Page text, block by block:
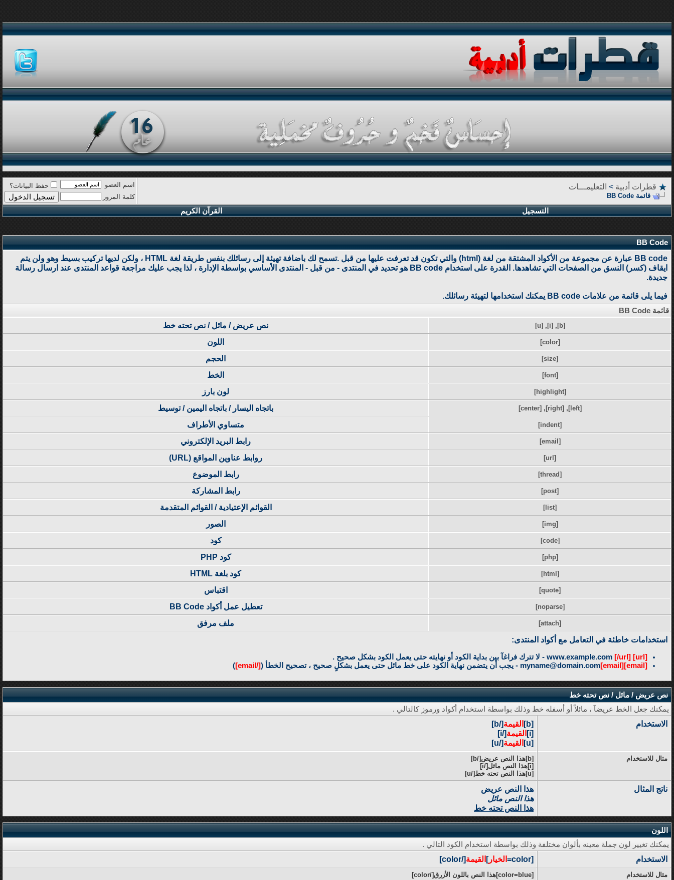
قطرات أدبية > التعليمـــات
قائمة BB Code
اسم العضو
حفظ البيانات؟
كلمة المرور
التسجيل القرآن الكريم
BB Code
BB code عبارة عن مجموعة من الأكواد المشتقة من لغة (html) والتي تكون قد تعرفت عليها من قبل .تسمح لك باضافة تهيئة إلى رسائلك بنفس طريقة لغة HTML ، ولكن لديها تركيب بسيط وهو ولن يتم
ايقاف (كسر) النسق من الصفحات التي تشاهدها. القدرة على استخدام BB code هو تحديد في المنتدى - من قبل - المنتدى الأساسي بواسطة الإدارة ، لذا يجب عليك مراجعة قواعد المنتدى عند ارسال رسالة
جديدة.
فيما يلى قائمة من علامات BB code يمكنك استخدامها لتهيئة رسائلك.
قائمة BB Code
[b]
,
[i]
,
[u] نص عريض / مائل / نص تحته خط
[color] اللون
[size] الحجم
[font] الخط
[highlight] لون بارز
[left]
,
[right]
,
[center] باتجاه اليسار / باتجاه اليمين / توسيط
[indent] متساوي الأطراف
[email] رابط البريد الإلكتروني
[url] روابط عناوين المواقع (URL)
[thread] رابط الموضوع
[post] رابط المشاركة
[list] القوائم الإعتيادية / القوائم المتقدمة
[img] الصور
[code] كود
[php] كود PHP
[html] كود بلغة HTML
[quote] اقتباس
[noparse] تعطيل عمل أكواد BB Code
[attach]
ملف مرفق
استخدامات خاطئة في التعامل مع أكواد المنتدى:
[url]
[/url]
- لا تترك فراغآ بين بداية الكود أو نهايته حتى يعمل الكود بشكل صحيح .
[email]
myname@domain.com[email] - يجب أن يتضمن نهاية الكود على خط مائل حتى يعمل بشكلٍ صحيح ، تصحيح الخطأ ([/email]
)
نص عريض / مائل / نص تحته خط
يمكنك جعل الخط عريضآ ، مائلاً أو أسفله خط وذلك بواسطة استخدام أكواد ورموز كالتالي .
الاستخدام [b] القيمة[/b]
[i]
القيمة[/i]
[u]
القيمة[/u]
مثال للاستخدام
[b]هذا النص عريض[/b]
[i]هذا النص مائل[/i]
[u]هذا النص تحته خط[/u]
ناتج المثال
هذا النص عريض
هذا النص مائل
هذا النص تحته خط
اللون
يمكنك تغيير لون جملة معينه بألوان مختلفة وذلك بواسطة استخدام الكود التالي .
الاستخدام [color= الخيار] القيمة[/color]
مثال للاستخدام [color=blue]هذا النص باللون الأزرق[/color]